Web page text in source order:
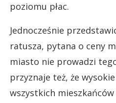
poziomu płac.
Jednocześnie
ratusza, pytana o ceny
miasto nie prowadzi
przyznaje też, że
wszystkich